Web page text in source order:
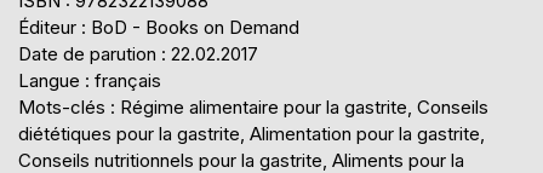
Éditeur : BoD - Books on Demand
Date de parution : 22.02.2017
Langue : français
Mots-clés : Régime alimentaire pour la gastrite, Conseils
diététiques pour la gastrite, Alimentation pour la gastrite,
Conseils nutritionnels pour la gastrite, Aliments pour la